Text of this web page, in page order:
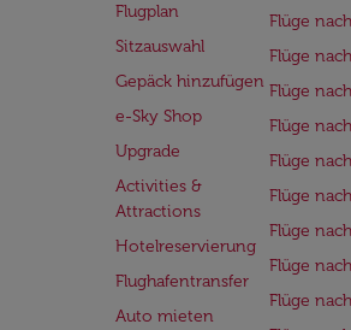
Flugplan
Sitzauswahl
Gepäck hinzufügen
e-Sky Shop
Upgrade
Activities &
Attractions
Hotelreservierung
Flughafentransfer
Auto mieten
Flüge
Flüge
Flüge
Flüge
Flüge
Flüge
Flüge
Flüge
Flüge